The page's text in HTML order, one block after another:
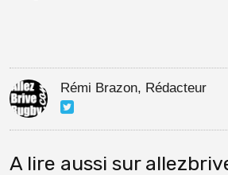
Rémi Brazon, Rédacteur
A lire aussi sur